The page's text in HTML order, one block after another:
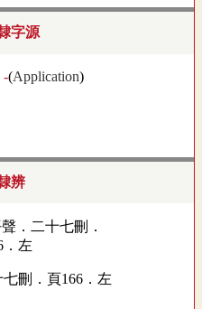
字源
-(Application)
辨
刪．頁166．左